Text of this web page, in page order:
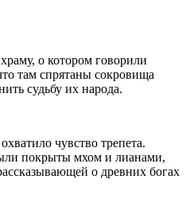
о котором говорили
там спрятаны сокровища
судьбу их народа.
чувство трепета.
покрыты мхом и лианами,
о древних богах